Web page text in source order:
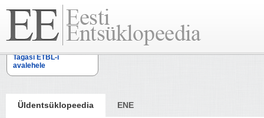
Tagasi ETBL-i
avalehele
Üldentsüklopeedia ENE